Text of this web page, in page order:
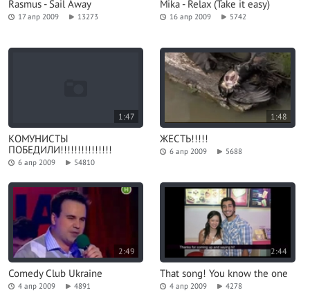
Rasmus - Sail Away
17 апр 2009 13273
Mika - Relax (Take it easy)
16 апр 2009 5742
1:47
КОМУНИСТЫ
ПОБЕДИЛИ!!!!!!!!!!!!!!!
6 апр 2009 54810
1:48
ЖЕСТЬ!!!!!
6 апр 2009 5688
2:49
Comedy Club Ukraine
4 апр 2009 4891
2:44
That song! You know the one
4 апр 2009 4278